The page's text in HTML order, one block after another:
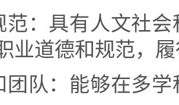
范：具有人文社
业道德和规范，
团队：能够在多